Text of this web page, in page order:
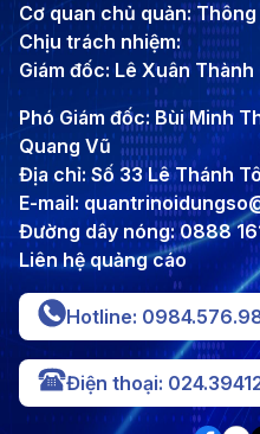
Cơ quan chủ quản:
Chịu trách nhiệm:
Giám đốc: Lê Xuân Thành
Phó Giám đốc: Bùi Minh
Quang Vũ
Địa chỉ: Số 33 Lê Thánh
E-mail:
Đường dây nóng: 0888
Liên hệ quảng cáo
Hotline:
Điện thoại: